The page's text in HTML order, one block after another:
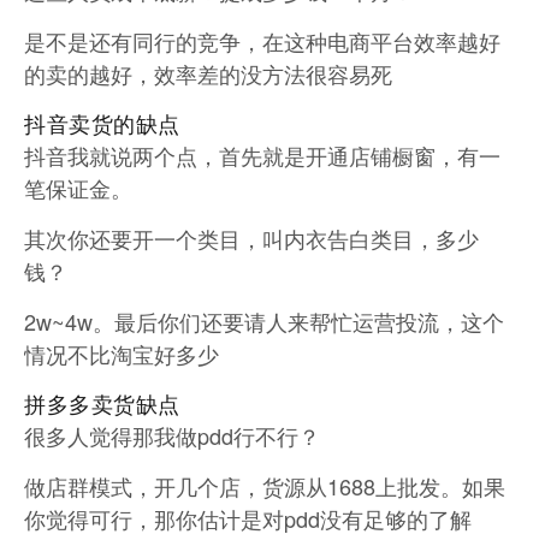
是不是还有同行的竞争，在这种电商平台效率越好
的卖的越好，效率差的没方法很容易死
抖音卖货的缺点
抖音我就说两个点，首先就是开通店铺橱窗，有一
笔保证金。
其次你还要开一个类目，叫内衣告白类目，多少
钱？
2w~4w。最后你们还要请人来帮忙运营投流，这个
情况不比淘宝好多少
拼多多卖货缺点
很多人觉得那我做pdd行不行？
做店群模式，开几个店，货源从1688上批发。如果
你觉得可行，那你估计是对pdd没有足够的了解